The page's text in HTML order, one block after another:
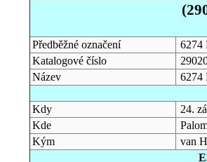
Předběžné označení
6274
Katalogové číslo
Název
6274
Kdy
24.
Kde
Kým
van